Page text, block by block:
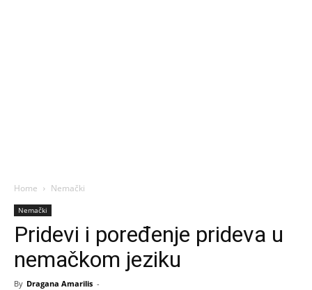
Home Nemački
Nemački
Pridevi i poređenje prideva u
nemačkom jeziku
By Dragana Amarilis -